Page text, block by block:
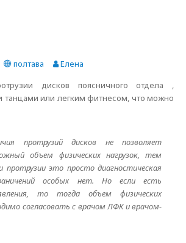
полтава
Елена
дисков поясничного отдела ,
танцами или легким фитнесом, что можно
протрузий дисков не позволяет
объем физических нагрузок, тем
протрузии это просто диагностическая
особых нет. Но если есть
то тогда объем физических
согласовать с врачом ЛФК и врачом-